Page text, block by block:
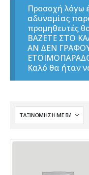
Προσοχή λόγω
αδυναμίας
προμηθευτές
ΒΑΖΕΤΕ ΣΤΟ
ΑΝ ΔΕΝ
Καλό θα ήταν